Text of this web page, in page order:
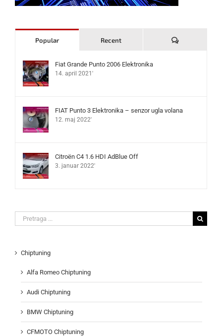
Popular Recent Komentari
Fiat Grande Punto 2006 Elektronika
14. april 2021'
FIAT Punto 3 Elektronika – senzor ugla volana
12. maj 2022'
Citroën C4 1.6 HDI AdBlue Off
3. januar 2022'
Search
for:
Chiptuning
Alfa Romeo Chiptuning
Audi Chiptuning
BMW Chiptuning
CFMOTO Chiptuning